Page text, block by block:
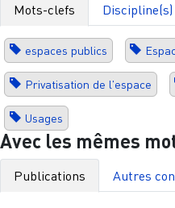
Mots-clefs Discipline(s)
espaces publics
Privatisation de l'espace
Usages
Avec les mêmes
Publications Autres